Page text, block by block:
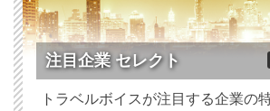
注目企業 セレクト
トラベルボイスが注目する企業の